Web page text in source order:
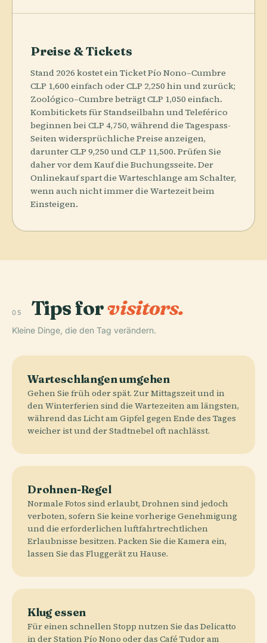
Preise & Tickets
Stand 2026 kostet ein Ticket Pío Nono–Cumbre
CLP 1,600 einfach oder CLP 2,250 hin und zurück;
Zoológico–Cumbre beträgt CLP 1,050 einfach.
Kombitickets für Standseilbahn und Teleférico
beginnen bei CLP 4,750, während die Tagespass-
Seiten widersprüchliche Preise anzeigen,
darunter CLP 9,250 und CLP 11,500. Prüfen Sie
daher vor dem Kauf die Buchungsseite. Der
Onlinekauf spart die Warteschlange am Schalter,
wenn auch nicht immer die Wartezeit beim
Einsteigen.
05 Tips forvisitors.
Kleine Dinge, die den Tag verändern.
Warteschlangen umgehen
Gehen Sie früh oder spät. Zur Mittagszeit und in
den Winterferien sind die Wartezeiten am längsten,
während das Licht am Gipfel gegen Ende des Tages
weicher ist und der Stadtnebel oft nachlässt.
Drohnen-Regel
Normale Fotos sind erlaubt, Drohnen sind jedoch
verboten, sofern Sie keine vorherige Genehmigung
und die erforderlichen luftfahrtrechtlichen
Erlaubnisse besitzen. Packen Sie die Kamera ein,
lassen Sie das Fluggerät zu Hause.
Klug essen
Für einen schnellen Stopp nutzen Sie das Delicatto
in der Station Pío Nono oder das Café Tudor am